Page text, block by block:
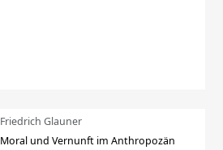
Friedrich Glauner
Moral und Vernunft im Anthropozän